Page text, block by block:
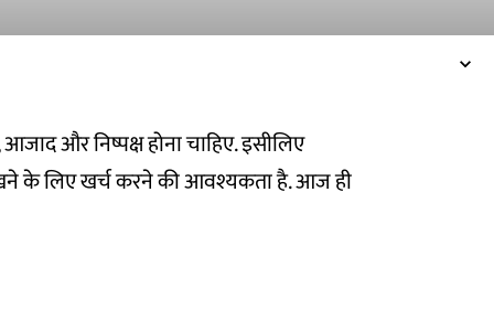
आजाद और निष्पक्ष होना चाहिए. इसीलिए
के लिए खर्च करने की आवश्यकता है. आज ही